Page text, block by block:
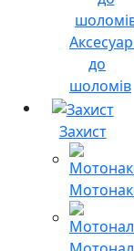
до
шоломів
Захист